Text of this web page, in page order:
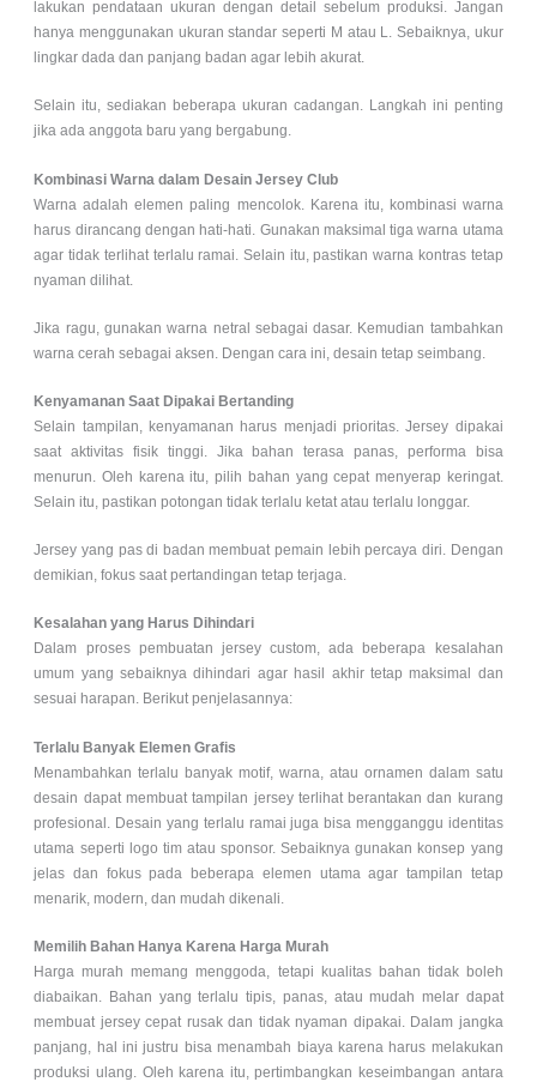
lakukan pendataan ukuran dengan detail sebelum produksi. Jangan
hanya menggunakan ukuran standar seperti M atau L. Sebaiknya, ukur
lingkar dada dan panjang badan agar lebih akurat.
Selain itu, sediakan beberapa ukuran cadangan. Langkah ini penting
jika ada anggota baru yang bergabung.
Kombinasi Warna dalam Desain Jersey Club
Warna adalah elemen paling mencolok. Karena itu, kombinasi warna
harus dirancang dengan hati-hati. Gunakan maksimal tiga warna utama
agar tidak terlihat terlalu ramai. Selain itu, pastikan warna kontras tetap
nyaman dilihat.
Jika ragu, gunakan warna netral sebagai dasar. Kemudian tambahkan
warna cerah sebagai aksen. Dengan cara ini, desain tetap seimbang.
Kenyamanan Saat Dipakai Bertanding
Selain tampilan, kenyamanan harus menjadi prioritas. Jersey dipakai
saat aktivitas fisik tinggi. Jika bahan terasa panas, performa bisa
menurun. Oleh karena itu, pilih bahan yang cepat menyerap keringat.
Selain itu, pastikan potongan tidak terlalu ketat atau terlalu longgar.
Jersey yang pas di badan membuat pemain lebih percaya diri. Dengan
demikian, fokus saat pertandingan tetap terjaga.
Kesalahan yang Harus Dihindari
Dalam proses pembuatan jersey custom, ada beberapa kesalahan
umum yang sebaiknya dihindari agar hasil akhir tetap maksimal dan
sesuai harapan. Berikut penjelasannya:
Terlalu Banyak Elemen Grafis
Menambahkan terlalu banyak motif, warna, atau ornamen dalam satu
desain dapat membuat tampilan jersey terlihat berantakan dan kurang
profesional. Desain yang terlalu ramai juga bisa mengganggu identitas
utama seperti logo tim atau sponsor. Sebaiknya gunakan konsep yang
jelas dan fokus pada beberapa elemen utama agar tampilan tetap
menarik, modern, dan mudah dikenali.
Memilih Bahan Hanya Karena Harga Murah
Harga murah memang menggoda, tetapi kualitas bahan tidak boleh
diabaikan. Bahan yang terlalu tipis, panas, atau mudah melar dapat
membuat jersey cepat rusak dan tidak nyaman dipakai. Dalam jangka
panjang, hal ini justru bisa menambah biaya karena harus melakukan
produksi ulang. Oleh karena itu, pertimbangkan keseimbangan antara